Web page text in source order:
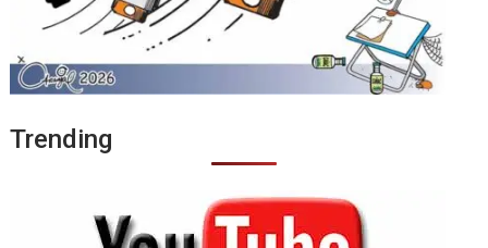
Trending